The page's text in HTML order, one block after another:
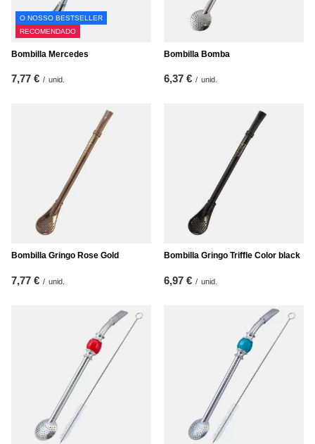
O NOSSO BESTSELLER
RECOMENDADO
Bombilla Mercedes
7,77 € / unid.
Bombilla Bomba
6,37 € / unid.
Bombilla Gringo Rose Gold
7,77 € / unid.
Bombilla Gringo Triffle Color black
6,97 € / unid.